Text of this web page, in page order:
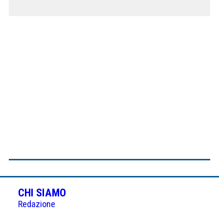
CHI SIAMO
Redazione